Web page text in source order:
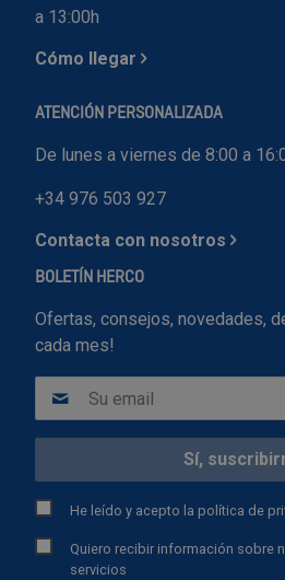
a 13:00h
Cómo llegar
ATENCIÓN PERSONALIZADA
De lunes a viernes de 8:00 a
+34 976 503 927
Contacta con nosotros
BOLETÍN HERCO
Ofertas, consejos, novedades,
cada mes!
He leído y acepto la política de
Quiero recibir información sobre
servicios